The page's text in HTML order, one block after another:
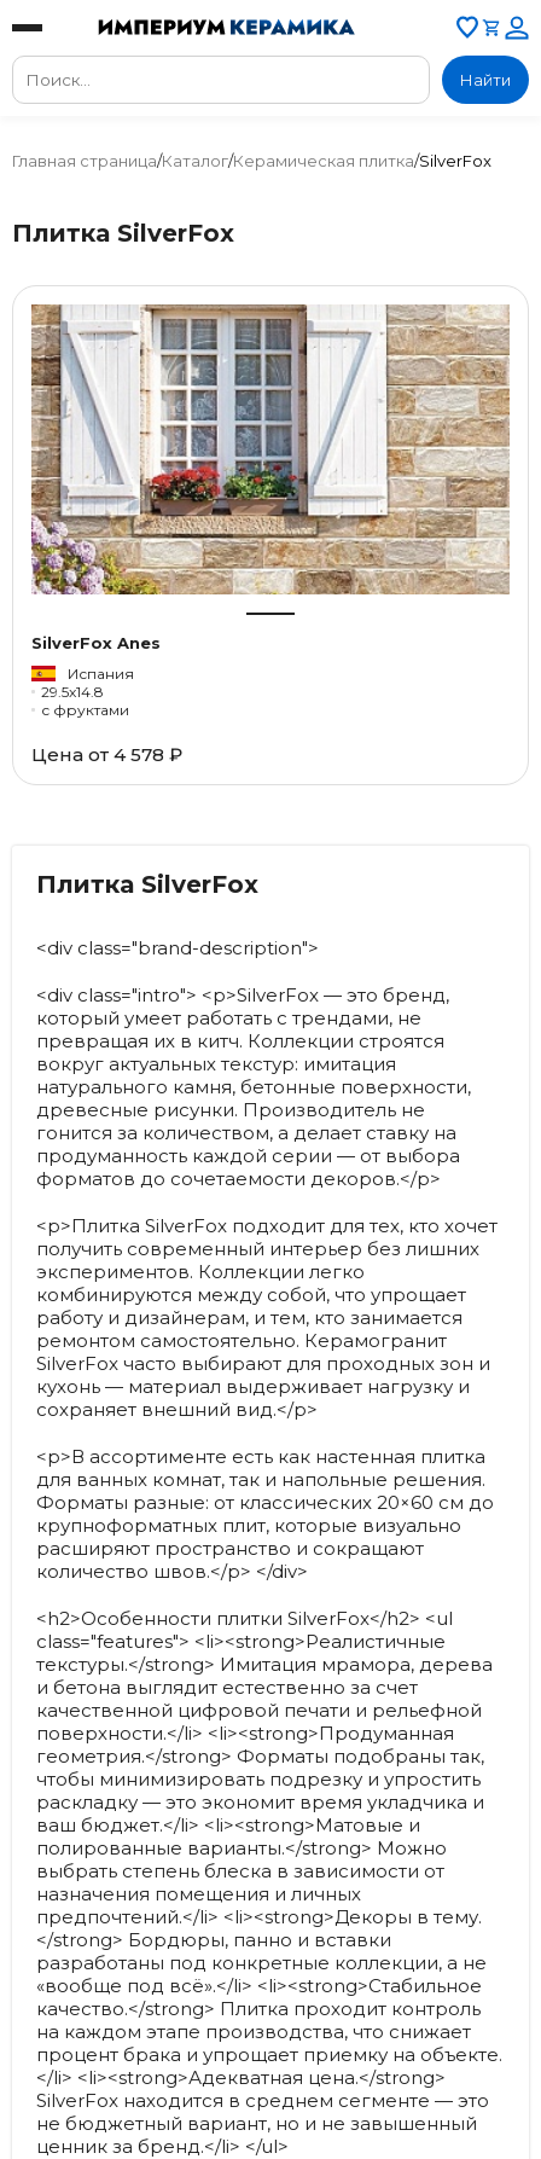
Найти
Главная страница/Каталог/Керамическая плитка/SilverFox
Плитка SilverFox
SilverFox Anes
Испания
29.5x14.8
с фруктами
Цена от 4 578 ₽
Плитка SilverFox
<div class="brand-description">
<div class="intro"> <p>SilverFox — это бренд,
который умеет работать с трендами, не
превращая их в китч. Коллекции строятся
вокруг актуальных текстур: имитация
натурального камня, бетонные поверхности,
древесные рисунки. Производитель не
гонится за количеством, а делает ставку на
продуманность каждой серии — от выбора
форматов до сочетаемости декоров.</p>
<p>Плитка SilverFox подходит для тех, кто хочет
получить современный интерьер без лишних
экспериментов. Коллекции легко
комбинируются между собой, что упрощает
работу и дизайнерам, и тем, кто занимается
ремонтом самостоятельно. Керамогранит
SilverFox часто выбирают для проходных зон и
кухонь — материал выдерживает нагрузку и
сохраняет внешний вид.</p>
<p>В ассортименте есть как настенная плитка
для ванных комнат, так и напольные решения.
Форматы разные: от классических 20×60 см до
крупноформатных плит, которые визуально
расширяют пространство и сокращают
количество швов.</p> </div>
<h2>Особенности плитки SilverFox</h2> <ul
class="features"> <li><strong>Реалистичные
текстуры.</strong> Имитация мрамора, дерева
и бетона выглядит естественно за счет
качественной цифровой печати и рельефной
поверхности.</li> <li><strong>Продуманная
геометрия.</strong> Форматы подобраны так,
чтобы минимизировать подрезку и упростить
раскладку — это экономит время укладчика и
ваш бюджет.</li> <li><strong>Матовые и
полированные варианты.</strong> Можно
выбрать степень блеска в зависимости от
назначения помещения и личных
предпочтений.</li> <li><strong>Декоры в тему.
</strong> Бордюры, панно и вставки
разработаны под конкретные коллекции, а не
«вообще под всё».</li> <li><strong>Стабильное
качество.</strong> Плитка проходит контроль
на каждом этапе производства, что снижает
процент брака и упрощает приемку на объекте.
</li> <li><strong>Адекватная цена.</strong>
SilverFox находится в среднем сегменте — это
не бюджетный вариант, но и не завышенный
ценник за бренд.</li> </ul>